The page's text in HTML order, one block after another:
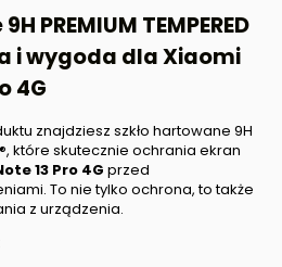
PREMIUM TEMPERED
i wygoda dlaXiaomi
4G
znajdziesz szkło hartowane 9H
które skutecznie ochrania ekran
13 Pro 4G przed
To nie tylko ochrona, to także
z urządzenia.